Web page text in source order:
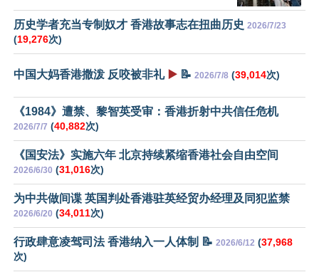
历史学者充当专制奴才 香港故事志在扭曲历史 2026/7/23
(19,276次)
中国大妈香港撒泼 反咬被非礼 ▶️ 📝 2026/7/8 (39,014次)
《1984》遭禁、黎智英受审：香港折射中共信任危机
2026/7/7 (40,882次)
《国安法》实施六年 北京持续紧缩香港社会自由空间
2026/6/30 (31,016次)
为中共做间谍 英国判处香港驻英经贸办经理及同犯监禁
2026/6/20 (34,011次)
行政肆意凌驾司法 香港纳入一人体制 📝 2026/6/12 (37,968
次)